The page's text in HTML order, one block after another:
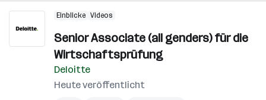
Einblicke Videos
Senior Associate (all genders) für die
Wirtschaftsprüfung
Deloitte
Heute veröffentlicht